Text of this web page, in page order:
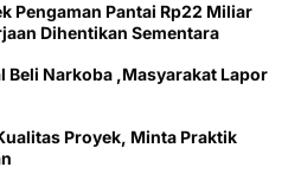
Pengaman Pantai Rp22 Miliar
Dihentikan Sementara
Beli Narkoba ,Masyarakat Lapor
Proyek, Minta Praktik